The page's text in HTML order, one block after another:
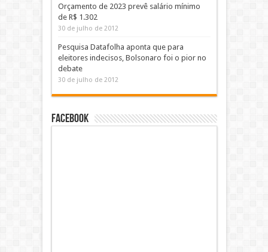
Orçamento de 2023 prevê salário mínimo
de R$ 1.302
30 de julho de 2012
Pesquisa Datafolha aponta que para
eleitores indecisos, Bolsonaro foi o pior no
debate
30 de julho de 2012
Facebook